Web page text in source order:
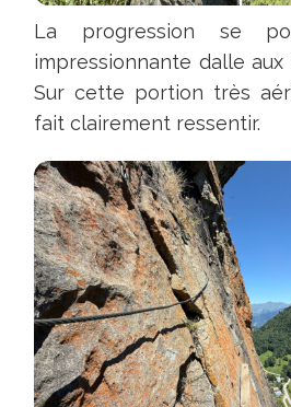
Rousses.
Possible
de
continuer
au
sommet
de
la
via
sur
le
sentier
balcon
pour
La progression se
impressionnante dalle
Sur cette portion très
fait clairement ressentir.